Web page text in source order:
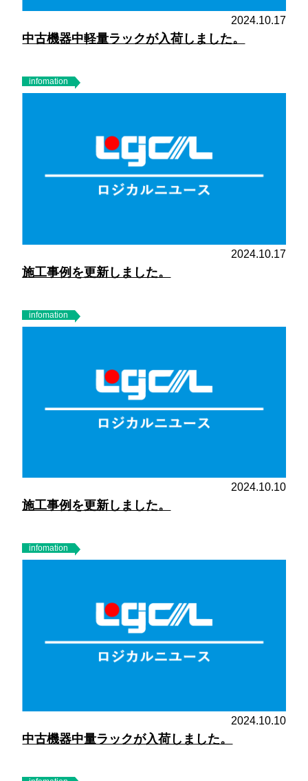
2024.10.17
中古機器中軽量ラックが入荷しました。
infomation
2024.10.17
施工事例を更新しました。
infomation
2024.10.10
施工事例を更新しました。
infomation
2024.10.10
中古機器中量ラックが入荷しました。